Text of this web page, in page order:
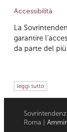
Accessibilità
La
garantire
da parte del
leggi tutto
Roma |